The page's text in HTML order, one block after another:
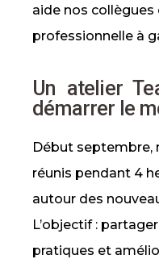
aide nos collègues
professionnelle à
Un atelier
démarrer le
Début septembre,
réunis pendant 4
autour des
L’objectif :
pratiques et